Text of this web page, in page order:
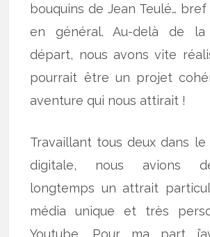
bouquins de Jean Teulé… bref
en général. Au-delà de
départ, nous avons vite
pourrait être un projet
aventure qui nous attirait !
Travaillant tous deux dans le
digitale, nous avions
longtemps un attrait
média unique et très
Youtube. Pour ma part